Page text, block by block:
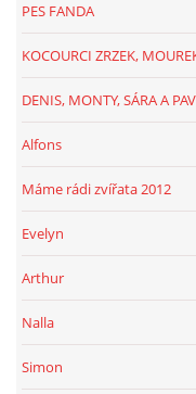
PES FANDA
KOCOURCI ZRZEK,
DENIS, MONTY, SÁRA A
Alfons
Máme rádi zvířata 2012
Evelyn
Arthur
Nalla
Simon